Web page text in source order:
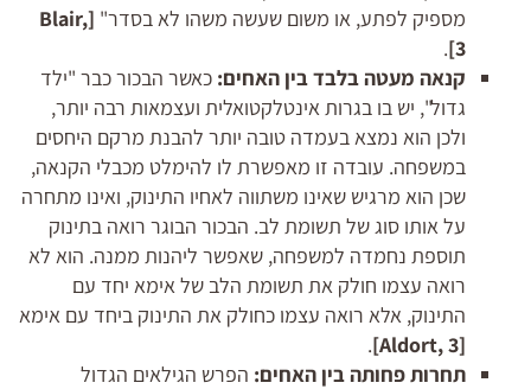
מספיק לפתע, או משום שעשה משהו לא בסדר" [
Blair,
3]
.
קנאה מעטה בלבד בין האחים: כאשר הבכור כבר "ילד
גדול", יש בו בגרות אינטלקטואלית ועצמאות רבה יותר,
ולכן הוא נמצא בעמדה טובה יותר להבנת מרקם היחסים
במשפחה. עובדה זו מאפשרת לו להימלט מכבלי הקנאה,
שכן הוא מרגיש שאינו משתווה לאחיו התינוק, ואינו מתחרה
על אותו סוג של תשומת לב. הבכור הבוגר רואה בתינוק
תוספת נחמדה למשפחה, שאפשר ליהנות ממנה. הוא לא
רואה עצמו חולק את תשומת הלב של אימא יחד עם
התינוק, אלא רואה עצמו כחולק את התינוק ביחד עם אימא
[
Aldort, 3]
.
תחרות פחותה בין האחים: הפרש הגילאים הגדול